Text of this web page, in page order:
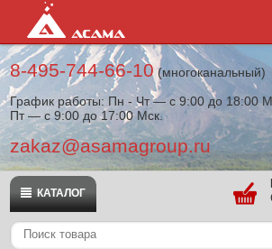
8-495-744-66-10(многоканальный)
График работы: Пн - Чт — с 9:00 до 18:00
Пт — с 9:00 до 17:00 Мск.
zakaz@asamagroup.ru
КАТАЛОГ